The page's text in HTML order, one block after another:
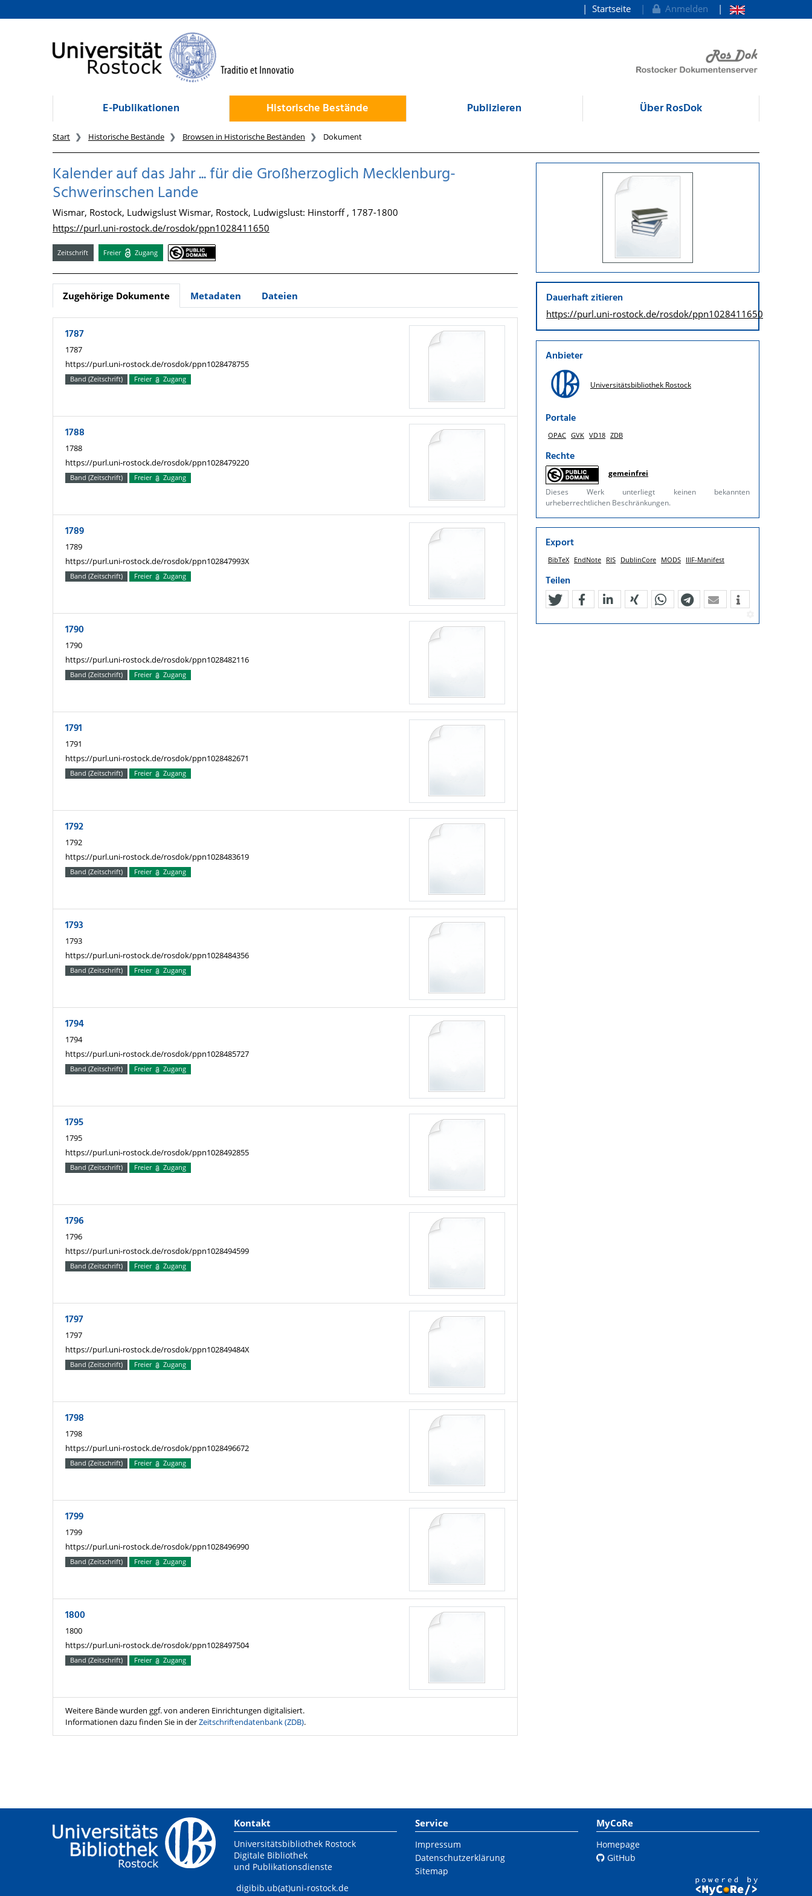
zum Inhalt
Startseite Anmelden
E-Publikationen Historische Bestände Publizieren Über RosDok
Start Historische Bestände Browsen in Historische Beständen Dokument
Kalender auf das Jahr ... für die Großherzoglich Mecklenburg-
Schwerinschen Lande
Wismar, Rostock, Ludwigslust Wismar, Rostock, Ludwigslust: Hinstorff , 1787-1800
https://purl.uni-rostock.de/rosdok/ppn1028411650
Zeitschrift Freier Zugang
Zugehörige Dokumente Metadaten Dateien
1787
1787
https://purl.uni-rostock.de/rosdok/ppn1028478755
Band (Zeitschrift) Freier Zugang
1788
1788
https://purl.uni-rostock.de/rosdok/ppn1028479220
Band (Zeitschrift) Freier Zugang
1789
1789
https://purl.uni-rostock.de/rosdok/ppn102847993X
Band (Zeitschrift) Freier Zugang
1790
1790
https://purl.uni-rostock.de/rosdok/ppn1028482116
Band (Zeitschrift) Freier Zugang
1791
1791
https://purl.uni-rostock.de/rosdok/ppn1028482671
Band (Zeitschrift) Freier Zugang
1792
1792
https://purl.uni-rostock.de/rosdok/ppn1028483619
Band (Zeitschrift) Freier Zugang
1793
1793
https://purl.uni-rostock.de/rosdok/ppn1028484356
Band (Zeitschrift) Freier Zugang
1794
1794
https://purl.uni-rostock.de/rosdok/ppn1028485727
Band (Zeitschrift) Freier Zugang
1795
1795
https://purl.uni-rostock.de/rosdok/ppn1028492855
Band (Zeitschrift) Freier Zugang
1796
1796
https://purl.uni-rostock.de/rosdok/ppn1028494599
Band (Zeitschrift) Freier Zugang
1797
1797
https://purl.uni-rostock.de/rosdok/ppn102849484X
Band (Zeitschrift) Freier Zugang
1798
1798
https://purl.uni-rostock.de/rosdok/ppn1028496672
Band (Zeitschrift) Freier Zugang
1799
1799
https://purl.uni-rostock.de/rosdok/ppn1028496990
Band (Zeitschrift) Freier Zugang
1800
1800
https://purl.uni-rostock.de/rosdok/ppn1028497504
Band (Zeitschrift) Freier Zugang
Weitere Bände wurden ggf. von anderen Einrichtungen digitalisiert.
Informationen dazu finden Sie in derZeitschriftendatenbank (ZDB).
Dauerhaft zitieren
https://purl.uni-rostock.de/rosdok/ppn1028411650
Anbieter
Universitätsbibliothek Rostock
Portale
OPAC GVK VD18 ZDB
Rechte
gemeinfrei
Dieses Werk unterliegt keinen bekannten
urheberrechtlichen Beschränkungen.
Export
BibTeX EndNote RIS DublinCore MODS IIIF-Manifest
Teilen
Kontakt
Universitätsbibliothek Rostock
Digitale Bibliothek
und Publikationsdienste
digibib.ub(at)uni-rostock.de
Service
Impressum
Datenschutzerklärung
Sitemap
MyCoRe
Homepage
GitHub